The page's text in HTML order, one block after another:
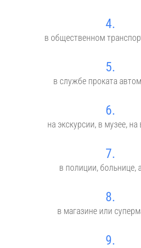
4.
в общественном
5.
в службе проката
6.
на экскурсии, в музее,
7.
в полиции, больнице,
8.
в магазине или
9.